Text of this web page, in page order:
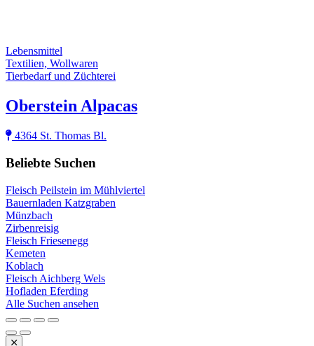
Lebensmittel
Textilien, Wollwaren
Tierbedarf und Züchterei
Oberstein Alpacas
4364 St. Thomas Bl.
Beliebte Suchen
Fleisch Peilstein im Mühlviertel
Bauernladen Katzgraben
Münzbach
Zirbenreisig
Fleisch Friesenegg
Kemeten
Koblach
Fleisch Aichberg Wels
Hofladen Eferding
Alle Suchen ansehen